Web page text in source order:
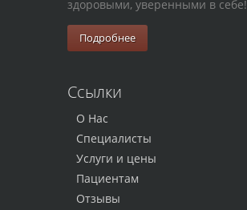
здоровыми, уверенными в себе!
Подробнее
Ссылки
О Нас
Специалисты
Услуги и цены
Пациентам
Отзывы